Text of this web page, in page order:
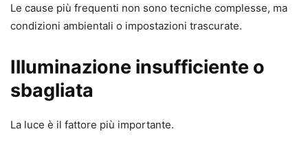
Le cause più frequenti non sono tecniche complesse, ma
condizioni ambientali o impostazioni trascurate.
Illuminazione insufficiente o
sbagliata
La luce è il fattore più importante.